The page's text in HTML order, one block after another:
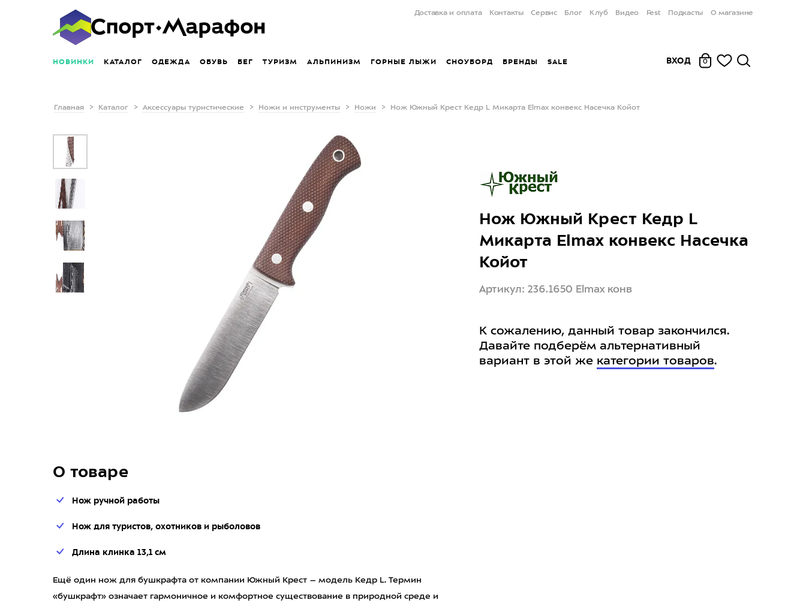
Доставка и оплата Контакты Сервис Блог Клуб Видео Fest Подкасты О магазине
НОВИНКИ КАТАЛОГ ОДЕЖДА ОБУВЬ БЕГ ТУРИЗМ АЛЬПИНИЗМ ГОРНЫЕ ЛЫЖИ СНОУБОРД БРЕНДЫ SALE ВХОД 0
Главная Каталог Аксессуары туристические Ножи и инструменты Ножи Нож Южный Крест Кедр L Микарта Elmax конвекс Насечка Койот
О товаре
Нож ручной работы
Нож для туристов, охотников и рыболовов
Длина клинка 13,1 см
Ещё один нож для бушкрафта от компании Южный Крест – модель Кедр L. Термин
«бушкрафт» означает гармоничное и комфортное существование в природной среде и
Нож Южный Крест Кедр L
Микарта Elmax конвекс Насечка
Койот
Артикул: 236.1650 Elmax конв
К сожалению, данный товар закончился.
Давайте подберём альтернативный
вариант в этой же категории товаров.